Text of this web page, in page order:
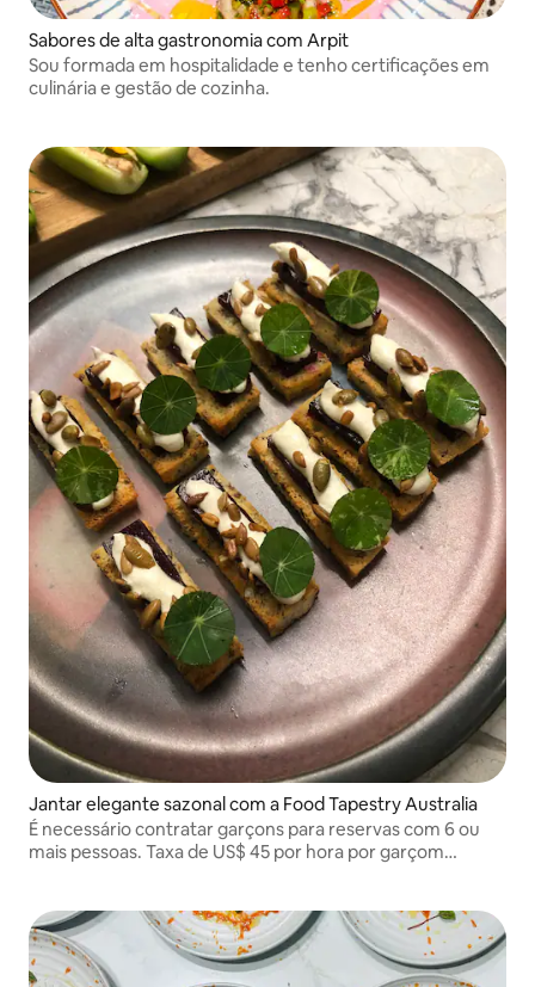
Sabores de alta gastronomia com Arpit
Sou formada em hospitalidade e tenho certificações em
culinária e gestão de cozinha.
Jantar elegante sazonal com a Food Tapestry Australia
É necessário contratar garçons para reservas com 6 ou
mais pessoas. Taxa de US$ 45 por hora por garçom
viagem adicionada com base na distância.